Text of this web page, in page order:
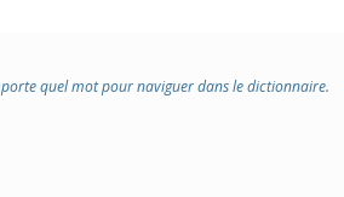
quel mot pour naviguer dans le dictionnaire.